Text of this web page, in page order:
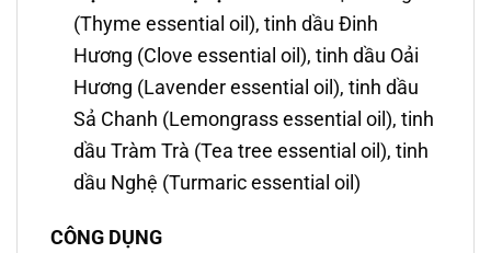
(Thyme essential oil), tinh dầu Đinh
Hương (Clove essential oil), tinh dầu Oải
Hương (Lavender essential oil), tinh dầu
Sả Chanh (Lemongrass essential oil), tinh
dầu Tràm Trà (Tea tree essential oil), tinh
dầu Nghệ (Turmaric essential oil)
CÔNG DỤNG